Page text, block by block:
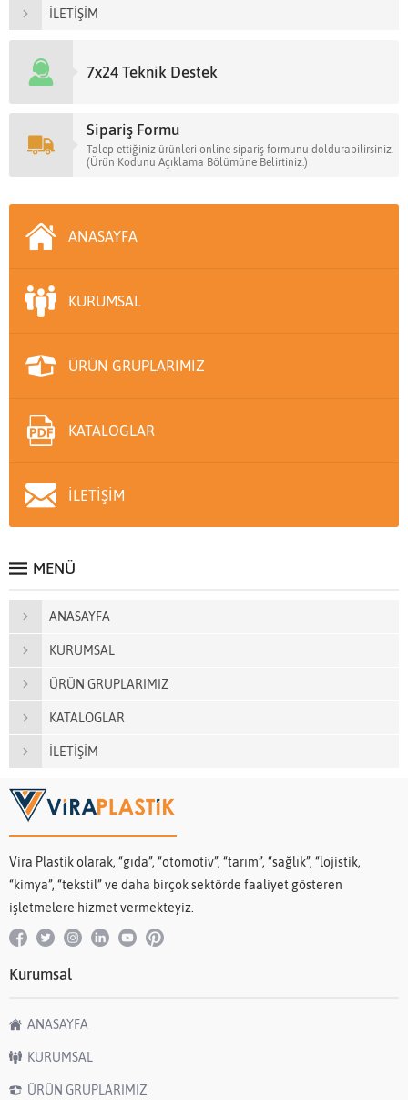
İLETİŞİM
7x24 Teknik Destek
Sipariş Formu
Talep ettiğiniz ürünleri online sipariş formunu doldurabilirsiniz.
(Ürün Kodunu Açıklama Bölümüne Belirtiniz.)
ANASAYFA
KURUMSAL
ÜRÜN GRUPLARIMIZ
KATALOGLAR
İLETİŞİM
MENÜ
ANASAYFA
KURUMSAL
ÜRÜN GRUPLARIMIZ
KATALOGLAR
İLETİŞİM
Vira Plastik olarak, “gıda”, “otomotiv”, “tarım”, “sağlık”, “lojistik,
“kimya”, “tekstil” ve daha birçok sektörde faaliyet gösteren
işletmelere hizmet vermekteyiz.
Kurumsal
ANASAYFA
KURUMSAL
ÜRÜN GRUPLARIMIZ